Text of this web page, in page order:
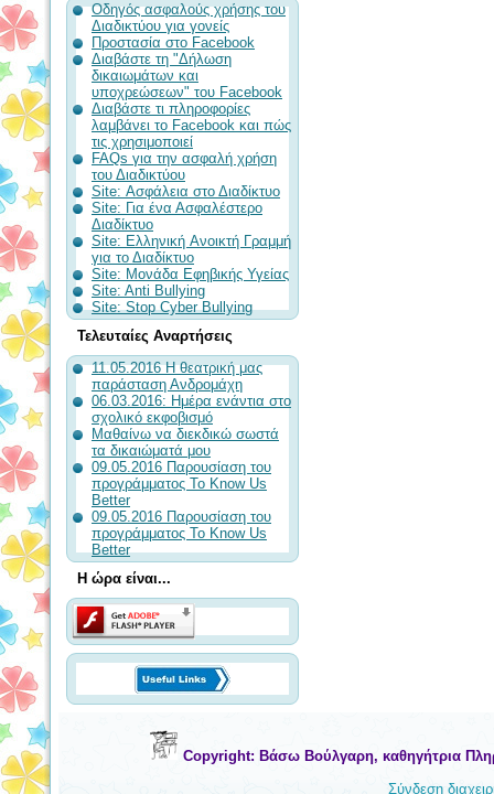
Οδηγός ασφαλούς χρήσης του
Διαδικτύου για γονείς
Προστασία στο Facebook
Διαβάστε τη "Δήλωση
δικαιωμάτων και
υποχρεώσεων" του Facebook
Διαβάστε τι πληροφορίες
λαμβάνει το Facebook και πώς
τις χρησιμοποιεί
FAQs για την ασφαλή χρήση
του Διαδικτύου
Site: Ασφάλεια στο Διαδίκτυο
Site: Για ένα Ασφαλέστερο
Διαδίκτυο
Site: Ελληνική Aνοικτή Γραμμή
για το Διαδίκτυο
Site: Μονάδα Εφηβικής Υγείας
Site: Anti Bullying
Site: Stop Cyber Bullying
Τελευταίες Αναρτήσεις
11.05.2016 Η θεατρική μας
παράσταση Ανδρομάχη
06.03.2016: Ημέρα ενάντια στο
σχολικό εκφοβισμό
Μαθαίνω να διεκδικώ σωστά
τα δικαιώματά μου
09.05.2016 Παρουσίαση του
προγράμματος To Know Us
Better
09.05.2016 Παρουσίαση του
προγράμματος To Know Us
Better
Η ώρα είναι...
Copyright: Βάσω Βούλγαρη, καθηγήτρια
Σύνδεση